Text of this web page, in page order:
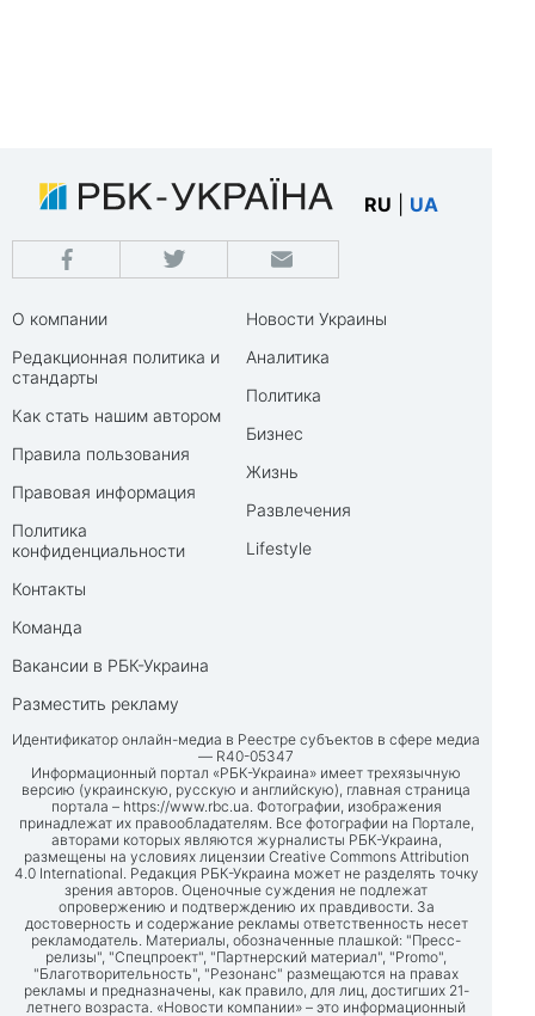
RU UA
О компании
Редакционная политика и
стандарты
Как стать нашим автором
Правила пользования
Правовая информация
Политика
конфиденциальности
Контакты
Команда
Вакансии в РБК-Украина
Разместить рекламу
Новости Украины
Аналитика
Политика
Бизнес
Жизнь
Развлечения
Lifestyle
Идентификатор онлайн-медиа в Реестре субъектов в сфере медиа
— R40-05347
Информационный портал «РБК-Украина» имеет трехязычную
версию (украинскую, русскую и английскую), главная страница
портала – https://www.rbc.ua. Фотографии, изображения
принадлежат их правообладателям. Все фотографии на Портале,
авторами которых являются журналисты РБК-Украина,
размещены на условиях лицензии Creative Commons Attribution
4.0 International. Редакция РБК-Украина может не разделять точку
зрения авторов. Оценочные суждения не подлежат
опровержению и подтверждению их правдивости. За
достоверность и содержание рекламы ответственность несет
рекламодатель. Материалы, обозначенные плашкой: "Пресс-
релизы", "Спецпроект", "Партнерский материал", "Promo",
"Благотворительность", "Резонанс" размещаются на правах
рекламы и предназначены, как правило, для лиц, достигших 21-
летнего возраста. «Новости компании» – это информационный